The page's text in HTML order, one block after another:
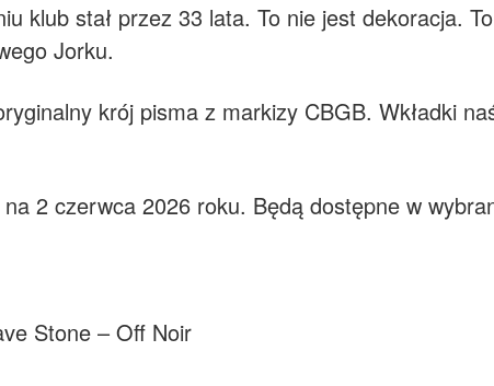
klub stał przez 33 lata. To nie jest dekoracja.
Jorku.
krój pisma z markizy CBGB. Wkładki
2 czerwca 2026 roku. Będą dostępne w
Stone – Off Noir